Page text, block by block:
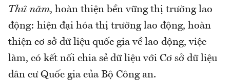
Thứ năm, hoàn thiện bền vững thị trường lao
động: hiện đại hóa thị trường lao động, hoàn
thiện cơ sở dữ liệu quốc gia về lao động, việc
làm, có kết nối chia sẻ dữ liệu với Cơ sở dữ liệu
dân cư Quốc gia của Bộ Công an.